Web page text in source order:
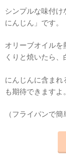
シンプルな味付け
にんじん」です。
オリーブオイルを
くりと焼いたら、
にんじんに含ま
も期待できますよ。
（フライパンで